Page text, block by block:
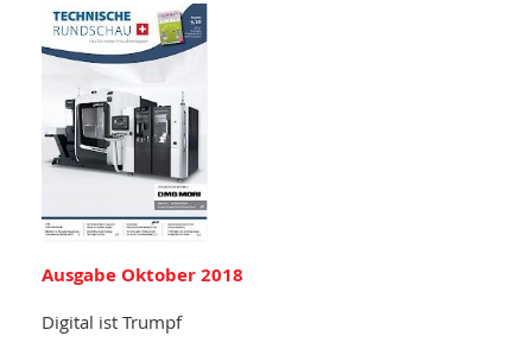
Ausgabe Oktober 2018
Digital ist Trumpf